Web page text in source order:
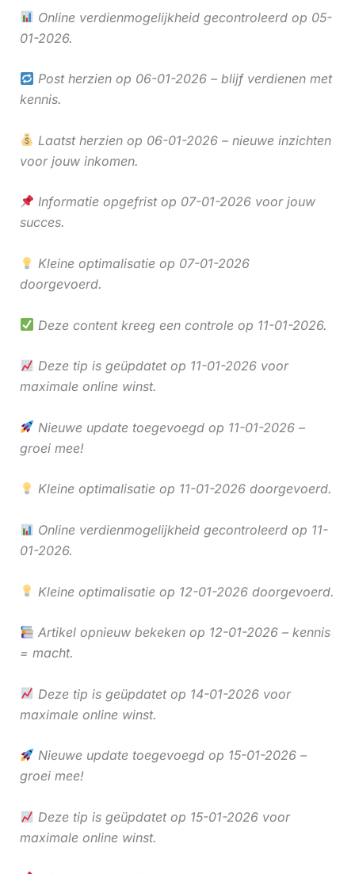
Online verdienmogelijkheid gecontroleerd op 05-
01-2026.
Post herzien op 06-01-2026 – blijf verdienen met
kennis.
Laatst herzien op 06-01-2026 – nieuwe inzichten
voor jouw inkomen.
Informatie opgefrist op 07-01-2026 voor jouw
succes.
Kleine optimalisatie op 07-01-2026
doorgevoerd.
Deze content kreeg een controle op 11-01-2026.
Deze tip is geüpdatet op 11-01-2026 voor
maximale online winst.
Nieuwe update toegevoegd op 11-01-2026 –
groei mee!
Kleine optimalisatie op 11-01-2026 doorgevoerd.
Online verdienmogelijkheid gecontroleerd op 11-
01-2026.
Kleine optimalisatie op 12-01-2026 doorgevoerd.
Artikel opnieuw bekeken op 12-01-2026 – kennis
= macht.
Deze tip is geüpdatet op 14-01-2026 voor
maximale online winst.
Nieuwe update toegevoegd op 15-01-2026 –
groei mee!
Deze tip is geüpdatet op 15-01-2026 voor
maximale online winst.